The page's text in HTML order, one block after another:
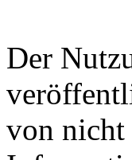
Der
von nicht